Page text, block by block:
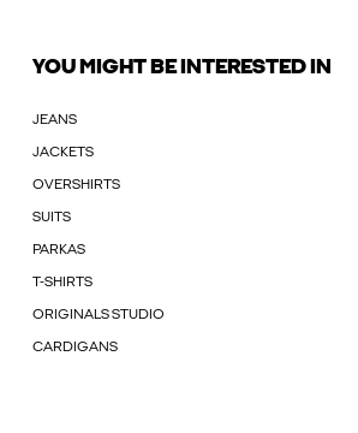
YOU MIGHT BE INTERESTED IN
JEANS
JACKETS
OVERSHIRTS
SUITS
PARKAS
T-SHIRTS
ORIGINALS STUDIO
CARDIGANS